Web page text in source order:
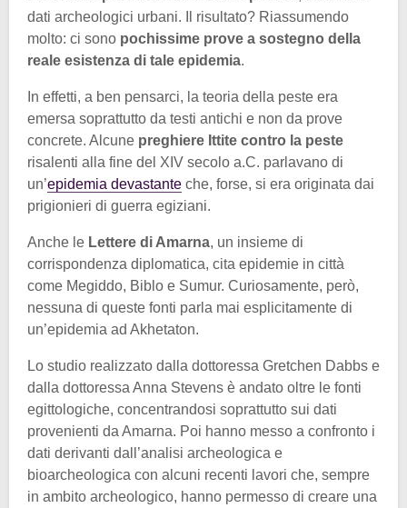
dati archeologici urbani. Il risultato? Riassumendo
molto: ci sono pochissime prove a sostegno della
reale esistenza di tale epidemia.
In effetti, a ben pensarci, la teoria della peste era
emersa soprattutto da testi antichi e non da prove
concrete. Alcune preghiere Ittite contro la peste
risalenti alla fine del XIV secolo a.C. parlavano di
un’epidemia devastante che, forse, si era originata dai
prigionieri di guerra egiziani.
Anche le Lettere di Amarna, un insieme di
corrispondenza diplomatica, cita epidemie in città
come Megiddo, Biblo e Sumur. Curiosamente, però,
nessuna di queste fonti parla mai esplicitamente di
un’epidemia ad Akhetaton.
Lo studio realizzato dalla dottoressa Gretchen Dabbs e
dalla dottoressa Anna Stevens è andato oltre le fonti
egittologiche, concentrandosi soprattutto sui dati
provenienti da Amarna. Poi hanno messo a confronto i
dati derivanti dall’analisi archeologica e
bioarcheologica con alcuni recenti lavori che, sempre
in ambito archeologico, hanno permesso di creare una